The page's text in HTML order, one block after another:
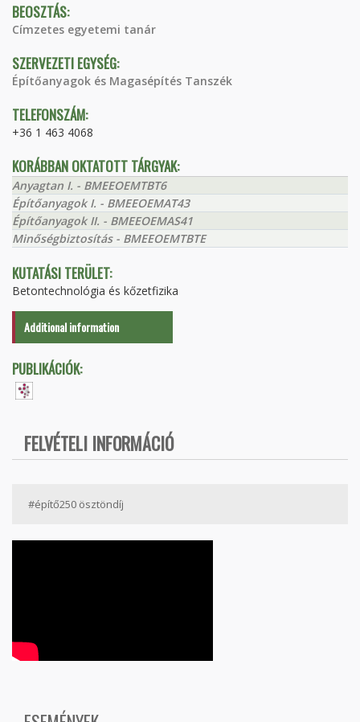
BEOSZTÁS:
Címzetes egyetemi tanár
SZERVEZETI EGYSÉG:
Építőanyagok és Magasépítés Tanszék
TELEFONSZÁM:
+36 1 463 4068
KORÁBBAN OKTATOTT TÁRGYAK:
Anyagtan I. - BMEEOEMTBT6
Építőanyagok I. - BMEEOEMAT43
Építőanyagok II. - BMEEOEMAS41
Minőségbiztosítás - BMEEOEMTBTE
KUTATÁSI TERÜLET:
Betontechnológia és kőzetfizika
Additional information
PUBLIKÁCIÓK:
FELVÉTELI INFORMÁCIÓ
#építő250 ösztöndíj